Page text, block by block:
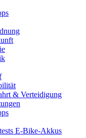
& Verteidigung
E-Bike-Akkus